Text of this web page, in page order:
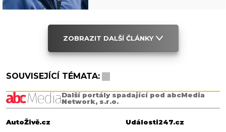
ZOBRAZIT DALŠÍ ČLÁNKY
SOUVISEJÍCÍ TÉMATA:
Další portály spadající pod abcMedia
Network, s.r.o.
AutoŽivě.cz
Události247.cz